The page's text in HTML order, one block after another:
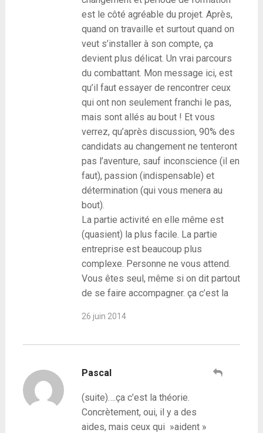
est le côté agréable du projet. Après,
quand on travaille et surtout quand on
veut s’installer à son compte, ça
devient plus délicat. Un vrai parcours
du combattant. Mon message ici, est
qu’il faut essayer de rencontrer ceux
qui ont non seulement franchi le pas,
mais sont allés au bout ! Et vous
verrez, qu’après discussion, 90% des
candidats au changement ne tenteront
pas l’aventure, sauf inconscience (il en
faut), passion (indispensable) et
détermination (qui vous menera au
bout).
La partie activité en elle même est
(quasient) la plus facile. La partie
entreprise est beaucoup plus
complexe. Personne ne vous attend.
Vous êtes seul, même si on dit partout
de se faire accompagner. ça c’est la
26 juin 2014
Pascal
(suite)….ça c’est la théorie.
Concrètement, oui, il y a des
aides, mais ceux qui »aident »